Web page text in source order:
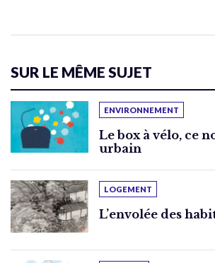
SUR LE MÊME SUJET
ENVIRONNEMENT
Le box à vélo, ce
urbain
LOGEMENT
L’envolée des